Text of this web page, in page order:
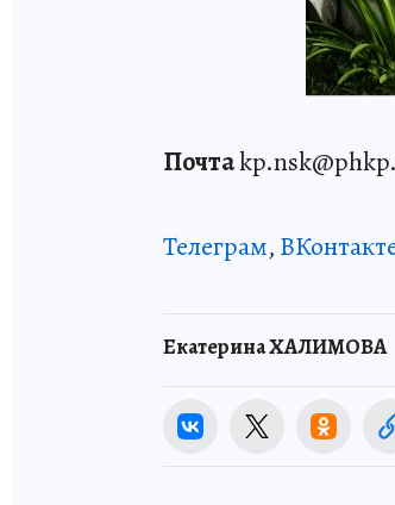
Почта
Телеграм,
Екатерина ХАЛИМОВА